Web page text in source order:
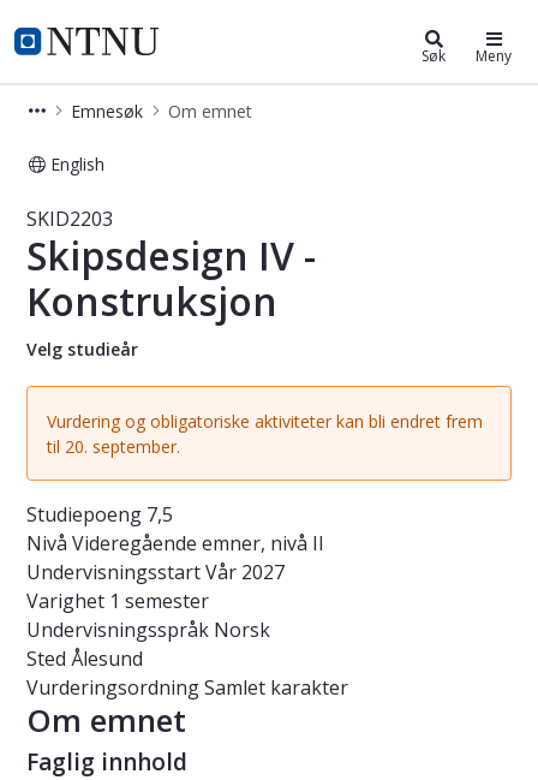
NTNU Hjemmeside
Studier Søk Meny
Emnesøk Om emnet
English
Emne - Skipsdesign IV -
SKID2203
Skipsdesign IV -
Konstruksjon
Velg studieår
Vurdering og obligatoriske aktiviteter kan bli endret frem
til 20. september.
Studiepoeng 7,5
Nivå Videregående emner, nivå II
UndervisningsstartVår 2027
Varighet 1 semester
Undervisningsspråk Norsk
Sted Ålesund
VurderingsordningSamlet karakter
Om emnet
Faglig innhold